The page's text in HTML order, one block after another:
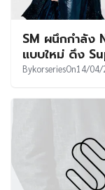
SM ผนึกกำลัง
แบบใหม่ ดึง
BykorseriesOn14/04/